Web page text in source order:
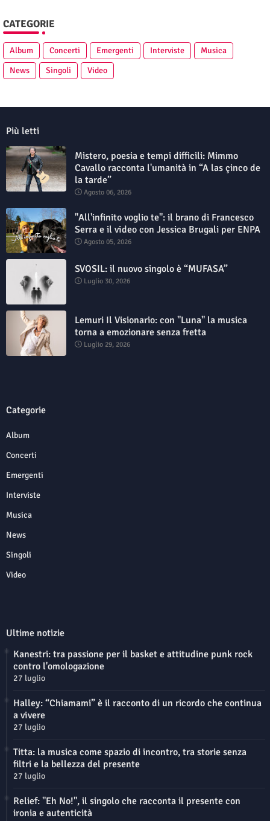
CATEGORIE
Album Concerti Emergenti Interviste
Musica
News
Singoli Video
Più letti
Mistero, poesia e tempi difficili: Mimmo
Cavallo racconta l'umanità in “A las çinco de
la tarde”
Agosto 06, 2026
"All'infinito voglio te": il brano di Francesco
Serra e il video con Jessica Brugali per ENPA
Agosto 05, 2026
SVOSIL: il nuovo singolo è “MUFASA”
Luglio 30, 2026
Lemuri Il Visionario: con "Luna" la musica
torna a emozionare senza fretta
Luglio 29, 2026
Categorie
Album
Concerti
Emergenti
Interviste
Musica
News
Singoli
Video
Ultime notizie
Kanestri: tra passione per il basket e attitudine punk rock
contro l'omologazione
27 luglio
Halley: “Chiamami” è il racconto di un ricordo che continua
a vivere
27 luglio
Titta: la musica come spazio di incontro, tra storie senza
filtri e la bellezza del presente
27 luglio
Relief: "Eh No!", il singolo che racconta il presente con
ironia e autenticità